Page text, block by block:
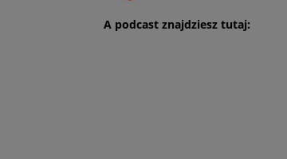
A podcast znajdziesz tutaj: